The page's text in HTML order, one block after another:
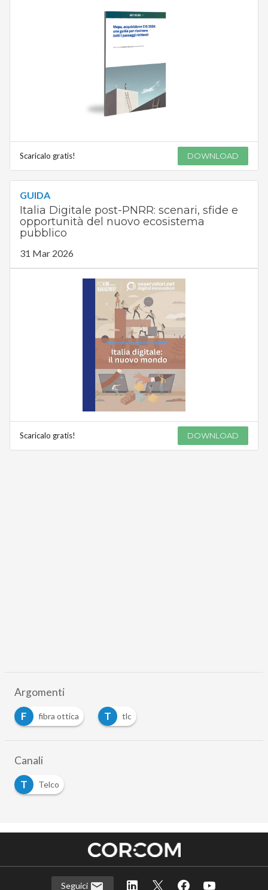
Scaricalo gratis! DOWNLOAD
GUIDA
Italia Digitale post-PNRR: scenari, sfide e
opportunità del nuovo ecosistema
pubblico
31 Mar 2026
Scaricalo gratis! DOWNLOAD
Argomenti
F
fibra ottica T tlc
Canali
T
Telco
Seguici